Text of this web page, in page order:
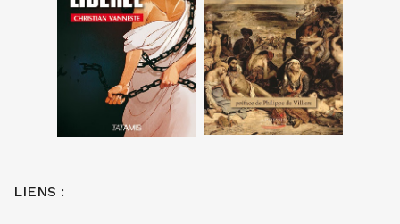
LIENS :